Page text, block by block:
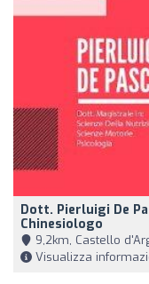
Dott. Pierluigi De
Chinesiologo
9,2km, Castello
Visualizza